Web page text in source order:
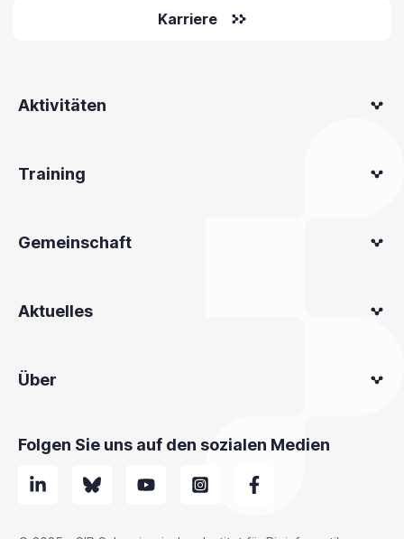
Karriere
Aktivitäten
Training
Gemeinschaft
Aktuelles
Über
Folgen Sie uns auf den sozialen Medien